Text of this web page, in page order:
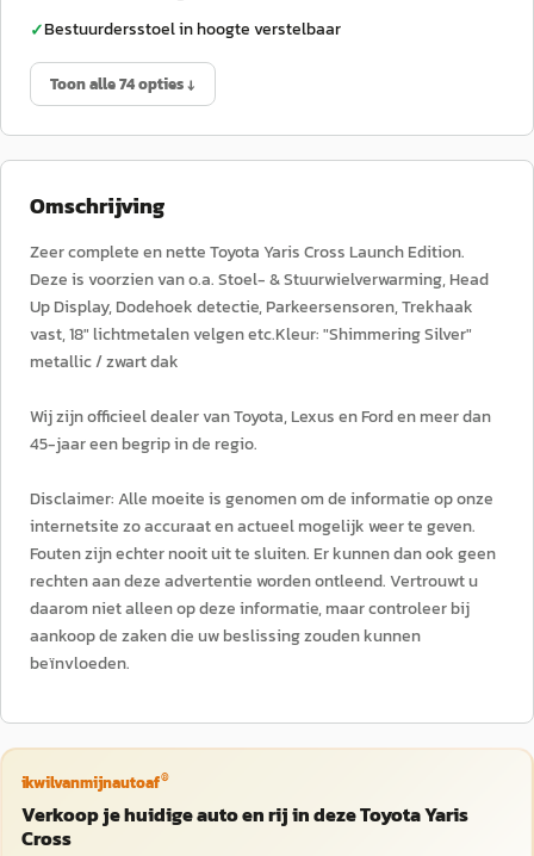
✓Bestuurdersstoel in hoogte verstelbaar
Toon alle 74 opties ↓
Omschrijving
Zeer complete en nette Toyota Yaris Cross Launch Edition.
Deze is voorzien van o.a. Stoel- & Stuurwielverwarming, Head
Up Display, Dodehoek detectie, Parkeersensoren, Trekhaak
vast, 18" lichtmetalen velgen etc.Kleur: "Shimmering Silver"
metallic / zwart dak
Wij zijn officieel dealer van Toyota, Lexus en Ford en meer dan
45-jaar een begrip in de regio.
Disclaimer: Alle moeite is genomen om de informatie op onze
internetsite zo accuraat en actueel mogelijk weer te geven.
Fouten zijn echter nooit uit te sluiten. Er kunnen dan ook geen
rechten aan deze advertentie worden ontleend. Vertrouwt u
daarom niet alleen op deze informatie, maar controleer bij
aankoop de zaken die uw beslissing zouden kunnen
beïnvloeden.
ikwilvanmijnautoaf®
Verkoop je huidige auto en rij in deze Toyota Yaris
Cross